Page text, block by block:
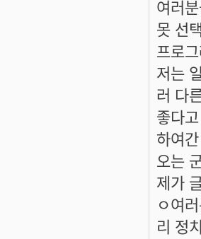
여러
못 선
프로
저는
러 다
좋다
하여
오는
제가
ㅇ여
리 정